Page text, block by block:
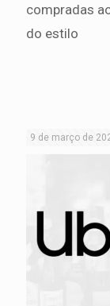
compradas
do estilo
9 de março de